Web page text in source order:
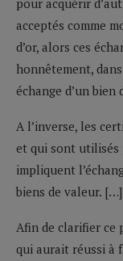
acceptés comme
d’or, alors ces
honnêtement,
échange d’un
A l’inverse, les
et qui sont utilisés
impliquent
biens de valeur. […]
Afin de clarifier ce
qui aurait réussi à